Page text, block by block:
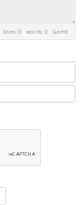
lines: 0 words: 0 Gemt